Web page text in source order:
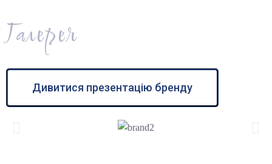
Галерея
Дивитися презентацію бренду